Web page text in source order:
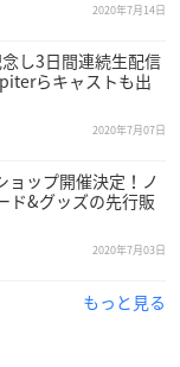
2020年7月14日
し3日間連続生配信
らキャストも出
2020年7月07日
ョップ開催決定！ノ
ド&グッズの先行販
2020年7月03日
もっと見る